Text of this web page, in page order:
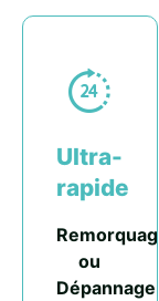
Ultra-
rapide
Remorquage
ou
Dépannage